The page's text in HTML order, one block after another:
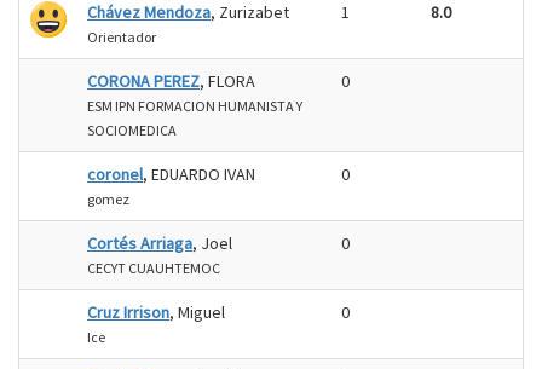
Chávez Mendoza, Zurizabet
Orientador
1 8.0
CORONA PEREZ, FLORA
ESM IPN FORMACION HUMANISTA Y
SOCIOMEDICA
0
coronel, EDUARDO IVAN
gomez
0
Cortés Arriaga, Joel
CECYT CUAUHTEMOC
0
Cruz Irrison, Miguel
Ice
0